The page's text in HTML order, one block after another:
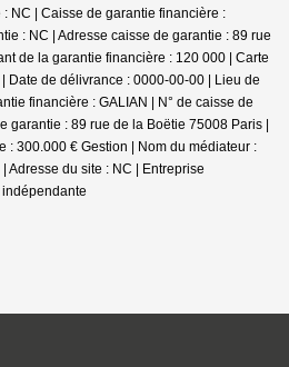
NC | Caisse de garantie financière :
: NC | Adresse caisse de garantie : 89 rue
de la garantie financière : 120 000 | Carte
Date de délivrance : 0000-00-00 | Lieu de
financière : GALIAN | N° de caisse de
garantie : 89 rue de la Boëtie 75008 Paris |
: 300.000 € Gestion | Nom du médiateur :
Adresse du site : NC | Entreprise